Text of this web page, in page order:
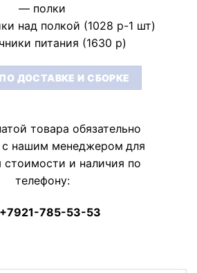
— полки
над полкой (1028 р-1 шт)
питания (1630 р)
ДОСТАВКЕ И СБОРКЕ
товара обязательно
с нашим менеджером для
стоимости и наличия по
телефону:
+7921-785-53-53